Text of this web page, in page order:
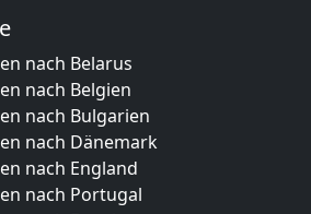
nach Belarus
nach Belgien
nach Bulgarien
nach Dänemark
nach England
nach Portugal